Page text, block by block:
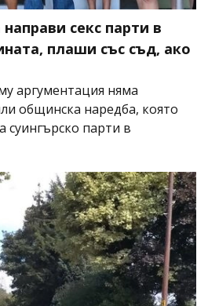
секс парти в
плаши със съд, ако
аргументация няма
общинска наредба, която
суингърско парти в